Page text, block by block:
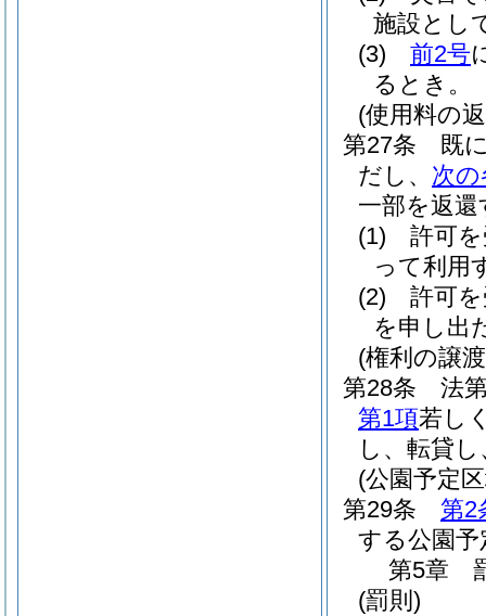
施設とし
(3)
前2号
るとき。
(使用料の
第27条
既
だし、 次
一部を返
(1)
許可
って利用
(2)
許可
を申し出
(権利の譲
第28条
法
第1項若し
し、転貸
(公園予定
第29条
第2
する公園
第5章
(罰則)